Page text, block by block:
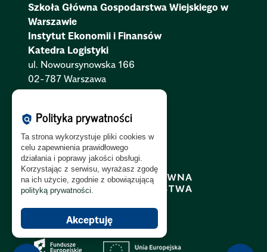
Szkoła Główna Gospodarstwa Wiejskiego w
Warszawie
Instytut Ekonomii i Finansów
Katedra Logistyki
ul. Nowoursynowska 166
02-787 Warszawa
Polityka Prywatności:PL
Polityka RODO:PL|EN
policy Polityka prywatności
Ta strona wykorzystuje pliki cookies w
celu zapewnienia prawidłowego
działania i poprawy jakości obsługi.
Korzystając z serwisu, wyrażasz zgodę
na ich użycie, zgodnie z obowiązującą
polityką prywatności
Akceptuję